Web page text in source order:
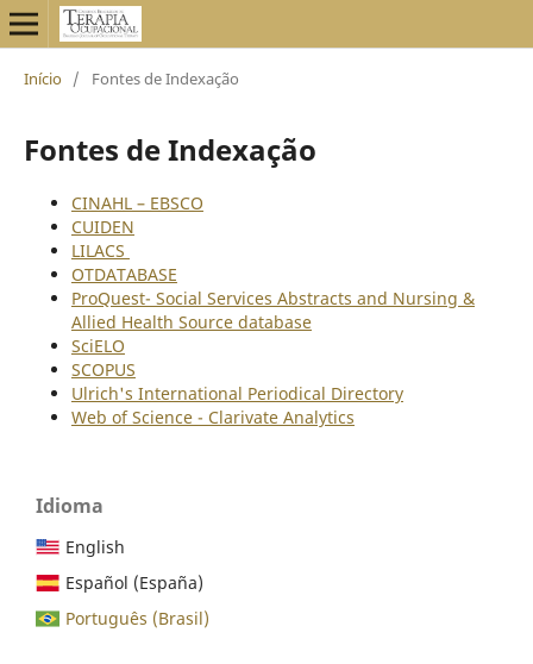
Início / Fontes de Indexação
Fontes de Indexação
CINAHL – EBSCO
CUIDEN
LILACS
OTDATABASE
ProQuest- Social Services Abstracts and Nursing &
Allied Health Source database
SciELO
SCOPUS
Ulrich's International Periodical Directory
Web of Science - Clarivate Analytics
Idioma
English
Español (España)
Português (Brasil)